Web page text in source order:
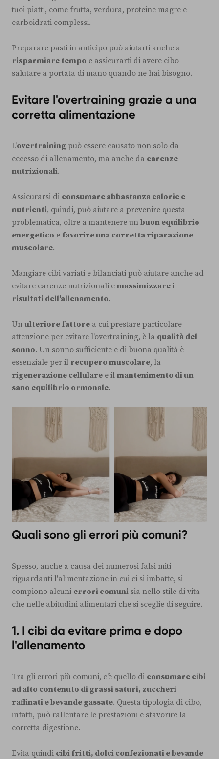
tuoi piatti, come frutta, verdura, proteine magre e
carboidrati complessi.
Preparare pasti in anticipo può aiutarti anche a
risparmiare tempo e assicurarti di avere cibo
salutare a portata di mano quando ne hai bisogno.
Evitare l'overtraining grazie a una
corretta alimentazione
L'overtraining può essere causato non solo da
eccesso di allenamento, ma anche da carenze
nutrizionali.
Assicurarsi di consumare abbastanza calorie e
nutrienti, quindi, può aiutare a prevenire questa
problematica, oltre a mantenere un buon equilibrio
energetico e favorire una corretta riparazione
muscolare.
Mangiare cibi variati e bilanciati può aiutare anche ad
evitare carenze nutrizionali e massimizzare i
risultati dell'allenamento.
Un ulteriore fattore a cui prestare particolare
attenzione per evitare l'overtraining, è la qualità del
sonno. Un sonno sufficiente e di buona qualità è
essenziale per il recupero muscolare, la
rigenerazione cellulare e il mantenimento di un
sano equilibrio ormonale.
Quali sono gli errori più comuni?
Spesso, anche a causa dei numerosi falsi miti
riguardanti l'alimentazione in cui ci si imbatte, si
compiono alcuni errori comuni sia nello stile di vita
che nelle abitudini alimentari che si sceglie di seguire.
1. I cibi da evitare prima e dopo
l'allenamento
Tra gli errori più comuni, c'è quello di consumare cibi
ad alto contenuto di grassi saturi, zuccheri
raffinati e bevande gassate. Questa tipologia di cibo,
infatti, può rallentare le prestazioni e sfavorire la
corretta digestione.
Evita quindi cibi fritti, dolci confezionati e bevande